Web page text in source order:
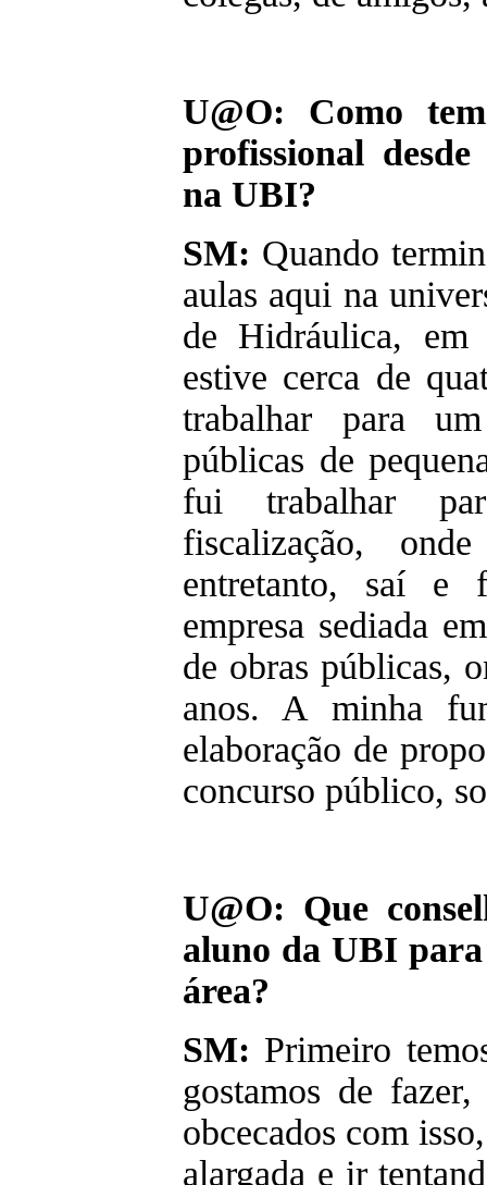
U@O: Como
profissional
na UBI?
SM: Quando
aulas aqui na
de Hidráulica, em
estive cerca de
trabalhar para
públicas de
fui trabalhar
fiscalização,
entretanto, saí e
empresa sediada
de obras públicas,
anos. A minha
elaboração de
concurso público,
U@O: Que
aluno da UBI para
área?
SM: Primeiro
gostamos de
obcecados com
alargada e ir